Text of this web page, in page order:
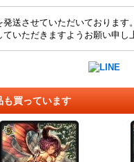
送させていただいておりま
いただきますようお願い申し
も買っています